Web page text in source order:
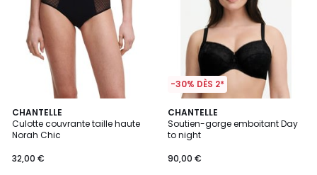
CHANTELLE
Culotte couvrante taille haute
Norah Chic
32,00 €
-30% DÈS 2*
CHANTELLE
Soutien-gorge emboitant Day
to night
90,00 €
5
/
5